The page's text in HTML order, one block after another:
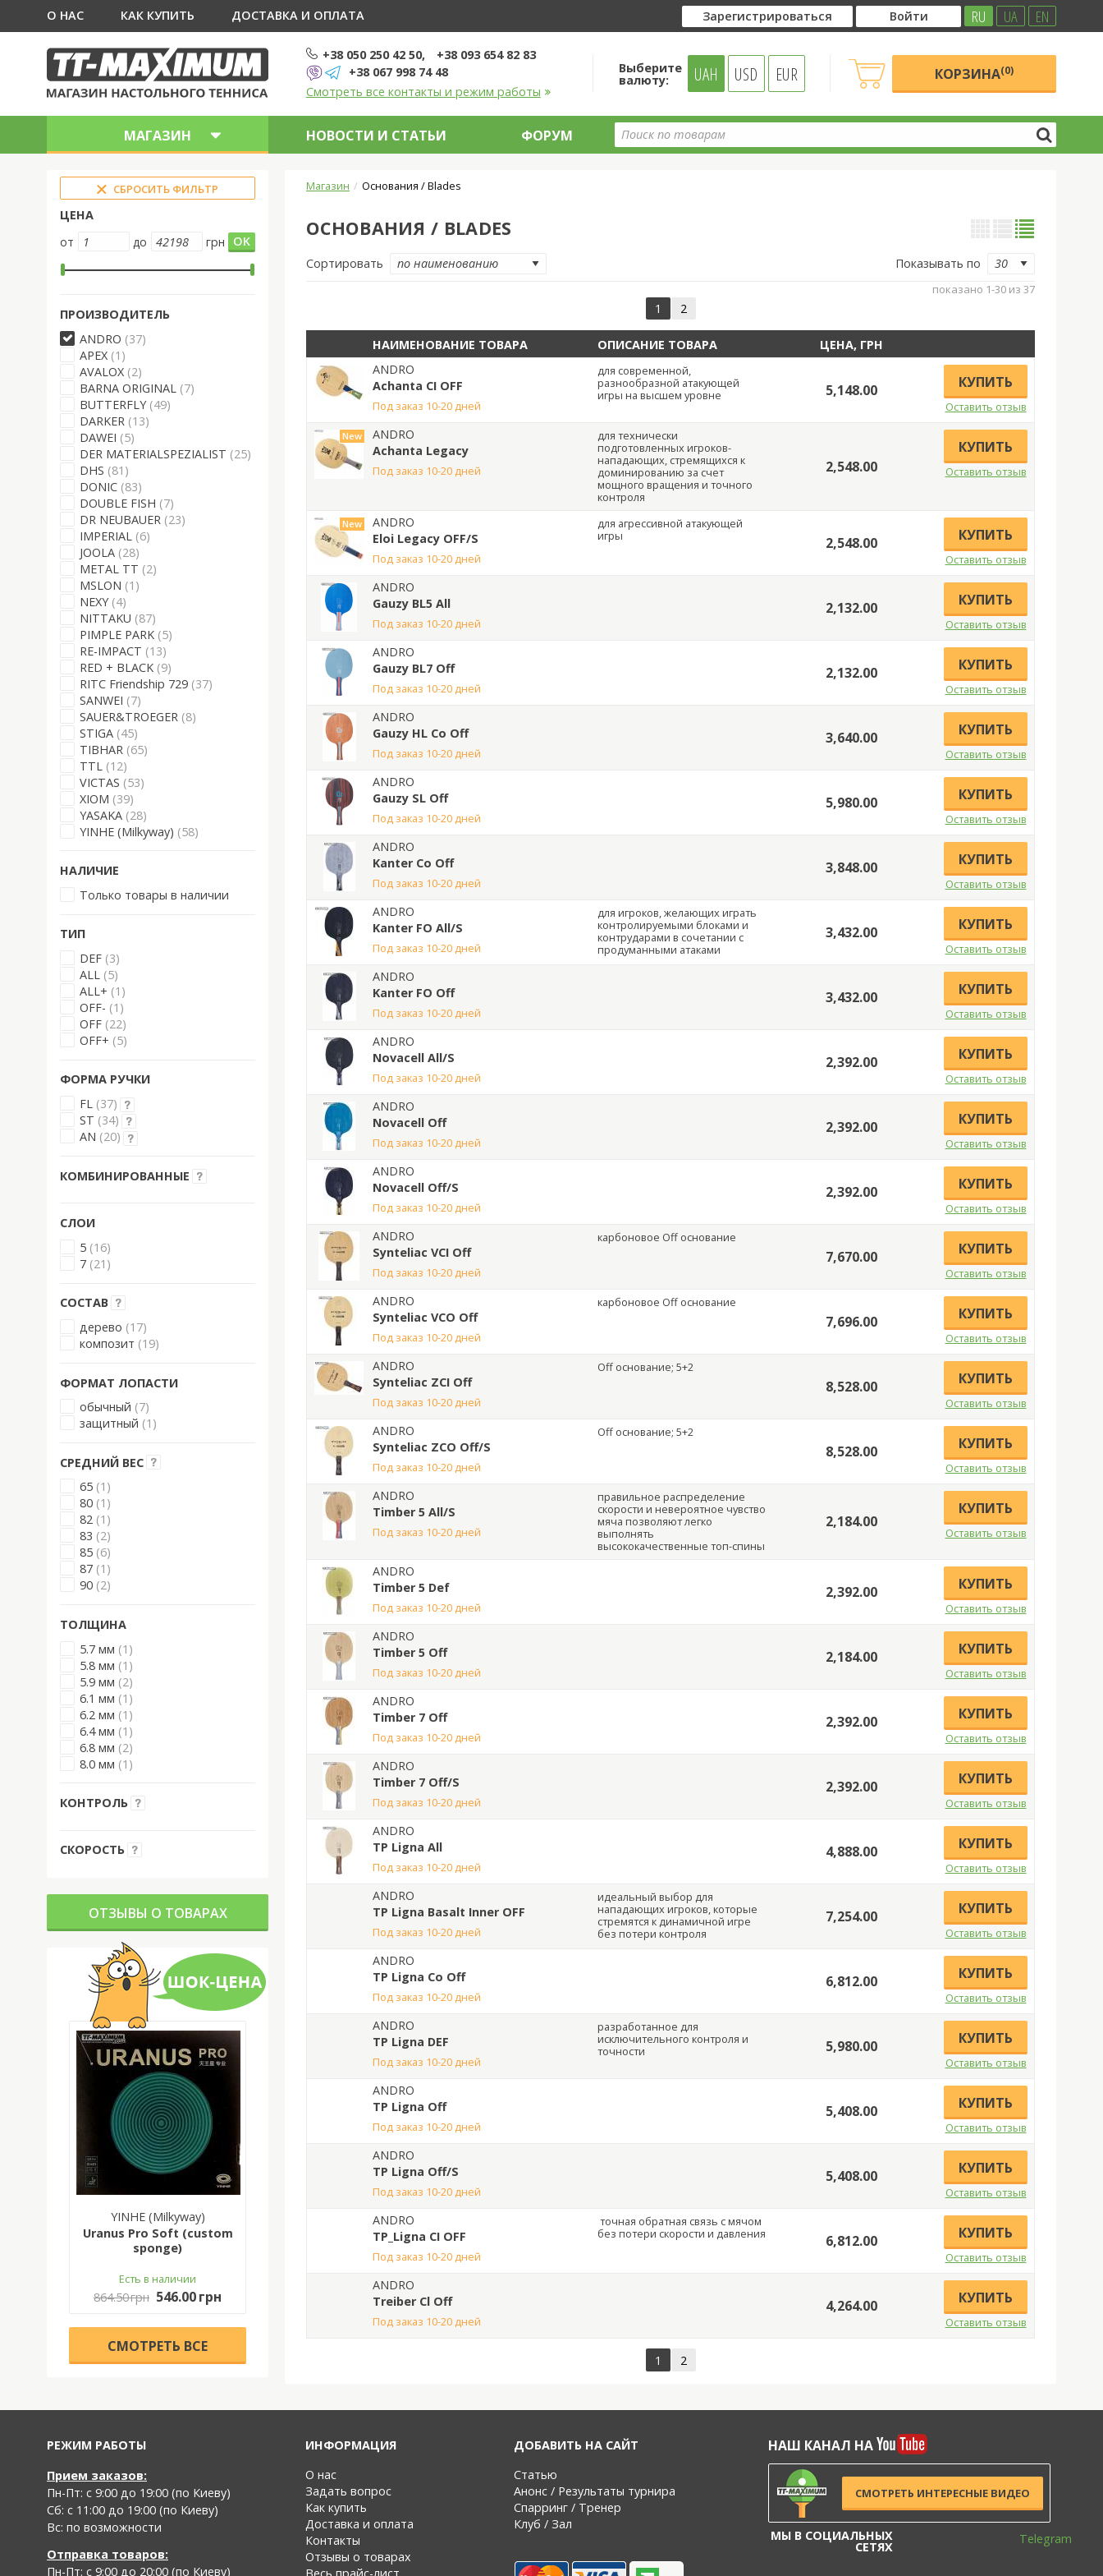
О НАС КАК КУПИТЬ ДОСТАВКА И ОПЛАТА Зарегистрироваться Войти RU UA EN
+38 050 250 42 50
+38 093 654 82 83
+38 067 998 74 48
Смотреть все контакты и режим работы
Выберите
валюту: UAH USD EUR КОРЗИНА(0)
МАГАЗИН НОВОСТИ И СТАТЬИ ФОРУМ
СБРОСИТЬ ФИЛЬТР
ЦЕНА
от
до грн
ПРОИЗВОДИТЕЛЬ
ANDRO (37)
APEX (1)
AVALOX (2)
BARNA ORIGINAL (7)
BUTTERFLY (49)
DARKER (13)
DAWEI (5)
DER MATERIALSPEZIALIST (25)
DHS (81)
DONIC (83)
DOUBLE FISH (7)
DR NEUBAUER (23)
IMPERIAL (6)
JOOLA (28)
METAL TT (2)
MSLON (1)
NEXY (4)
NITTAKU (87)
PIMPLE PARK (5)
RE-IMPACT (13)
RED + BLACK (9)
RITC Friendship 729 (37)
SANWEI (7)
SAUER&TROEGER (8)
STIGA (45)
TIBHAR (65)
TTL (12)
VICTAS (53)
XIOM (39)
YASAKA (28)
YINHE (Milkyway) (58)
НАЛИЧИЕ
Только товары в наличии
ТИП
DEF (3)
ALL (5)
ALL+ (1)
OFF- (1)
OFF (22)
OFF+ (5)
ФОРМА РУЧКИ
FL (37)
ST (34)
AN (20)
КОМБИНИРОВАННЫЕ
СЛОИ
5 (16)
7 (21)
СОСТАВ
дерево (17)
композит (19)
ФОРМАТ ЛОПАСТИ
обычный (7)
защитный (1)
СРЕДНИЙ ВЕС
65 (1)
80 (1)
82 (1)
83 (2)
85 (6)
87 (1)
90 (2)
ТОЛЩИНА
5.7 мм (1)
5.8 мм (1)
5.9 мм (2)
6.1 мм (1)
6.2 мм (1)
6.4 мм (1)
6.8 мм (2)
8.0 мм (1)
КОНТРОЛЬ
СКОРОСТЬ
ОТЗЫВЫ О ТОВАРАХ
YINHE (Milkyway)
Uranus Pro Soft (custom
sponge)
Есть в наличии
864.50 грн 546.00 грн
CМОТРЕТЬ ВСЕ
Магазин Основания / Blades
ОСНОВАНИЯ / BLADES
Сортировать Показывать по
показано 1-30 из 37
1 2
НАИМЕНОВАНИЕ ТОВАРА ОПИСАНИЕ ТОВАРА
ЦЕНА, ГРН
ANDRO
Achanta CI OFF
под заказ 10-20 дней
для современной,
разнообразной атакующей
игры на высшем уровне
5,148.00 КУПИТЬ
Оставить отзыв
New
ANDRO
Achanta Legacy
под заказ 10-20 дней
для технически
подготовленных игроков-
нападающих, стремящихся к
доминированию за счет
мощного вращения и точного
контроля
2,548.00
КУПИТЬ
Оставить отзыв
New
ANDRO
Eloi Legacy OFF/S
под заказ 10-20 дней
для агрессивной атакующей
игры
2,548.00 КУПИТЬ
Оставить отзыв
ANDRO
Gauzy BL5 All
под заказ 10-20 дней
2,132.00 КУПИТЬ
Оставить отзыв
ANDRO
Gauzy BL7 Off
под заказ 10-20 дней
2,132.00 КУПИТЬ
Оставить отзыв
ANDRO
Gauzy HL Co Off
под заказ 10-20 дней
3,640.00 КУПИТЬ
Оставить отзыв
ANDRO
Gauzy SL Off
под заказ 10-20 дней
5,980.00 КУПИТЬ
Оставить отзыв
ANDRO
Kanter Co Off
под заказ 10-20 дней
3,848.00 КУПИТЬ
Оставить отзыв
ANDRO
Kanter FO All/S
под заказ 10-20 дней
для игроков, желающих играть
контролируемыми блоками и
контрударами в сочетании с
продуманными атаками
3,432.00 КУПИТЬ
Оставить отзыв
ANDRO
Kanter FO Off
под заказ 10-20 дней
3,432.00 КУПИТЬ
Оставить отзыв
ANDRO
Novacell All/S
под заказ 10-20 дней
2,392.00 КУПИТЬ
Оставить отзыв
ANDRO
Novacell Off
под заказ 10-20 дней
2,392.00 КУПИТЬ
Оставить отзыв
ANDRO
Novacell Off/S
под заказ 10-20 дней
2,392.00 КУПИТЬ
Оставить отзыв
ANDRO
Synteliac VCI Off
под заказ 10-20 дней
карбоновое Off основание
7,670.00 КУПИТЬ
Оставить отзыв
ANDRO
Synteliac VCO Off
под заказ 10-20 дней
карбоновое Off основание
7,696.00 КУПИТЬ
Оставить отзыв
ANDRO
Synteliac ZCI Off
под заказ 10-20 дней
Off основание; 5+2
8,528.00 КУПИТЬ
Оставить отзыв
ANDRO
Synteliac ZCO Off/S
под заказ 10-20 дней
Off основание; 5+2
8,528.00 КУПИТЬ
Оставить отзыв
ANDRO
Timber 5 All/S
под заказ 10-20 дней
правильное распределение
скорости и невероятное чувство
мяча позволяют легко
выполнять
высококачественные топ-спины
2,184.00
КУПИТЬ
Оставить отзыв
ANDRO
Timber 5 Def
под заказ 10-20 дней
2,392.00 КУПИТЬ
Оставить отзыв
ANDRO
Timber 5 Off
под заказ 10-20 дней
2,184.00 КУПИТЬ
Оставить отзыв
ANDRO
Timber 7 Off
под заказ 10-20 дней
2,392.00 КУПИТЬ
Оставить отзыв
ANDRO
Timber 7 Off/S
под заказ 10-20 дней
2,392.00 КУПИТЬ
Оставить отзыв
ANDRO
TP Ligna All
под заказ 10-20 дней
4,888.00 КУПИТЬ
Оставить отзыв
ANDRO
TP Ligna Basalt Inner OFF
под заказ 10-20 дней
идеальный выбор для
нападающих игроков, которые
стремятся к динамичной игре
без потери контроля
7,254.00 КУПИТЬ
Оставить отзыв
ANDRO
TP Ligna Co Off
под заказ 10-20 дней
6,812.00 КУПИТЬ
Оставить отзыв
ANDRO
TP Ligna DEF
под заказ 10-20 дней
разработанное для
исключительного контроля и
точности
5,980.00 КУПИТЬ
Оставить отзыв
ANDRO
TP Ligna Off
под заказ 10-20 дней
5,408.00 КУПИТЬ
Оставить отзыв
ANDRO
TP Ligna Off/S
под заказ 10-20 дней
5,408.00 КУПИТЬ
Оставить отзыв
ANDRO
TP_Ligna CI OFF
под заказ 10-20 дней
точная обратная связь с мячом
без потери скорости и давления
6,812.00 КУПИТЬ
Оставить отзыв
ANDRO
Treiber Cl Off
под заказ 10-20 дней
4,264.00 КУПИТЬ
Оставить отзыв
1 2
РЕЖИМ РАБОТЫ
Прием заказов:
Пн-Пт: с 9:00 до 19:00 (по Киеву)
Cб: с 11:00 до 19:00 (по Киеву)
Вс: по возможности
Отправка товаров:
Пн-Пт: с 9:00 до 20:00 (по Киеву)
ИНФОРМАЦИЯ
О нас
Задать вопрос
Как купить
Доставка и оплата
Контакты
Отзывы о товарах
ДОБАВИТЬ НА САЙТ
Статью
Анонс / Результаты турнира
Спарринг / Тренер
Клуб / Зал
НАШ КАНАЛ НА
СМОТРЕТЬ ИНТЕРЕСНЫЕ ВИДЕО
МЫ В СОЦИАЛЬНЫХ
СЕТЯХ
Telegram